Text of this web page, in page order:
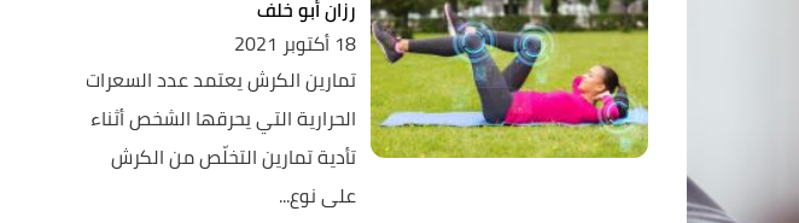
رزان أبو خلف
18 أكتوبر 2021
تمارين الكرش يعتمد عدد السعرات
الحرارية التي يحرقها الشخص أثناء
تأدية تمارين التخلّص من الكرش
على نوع...